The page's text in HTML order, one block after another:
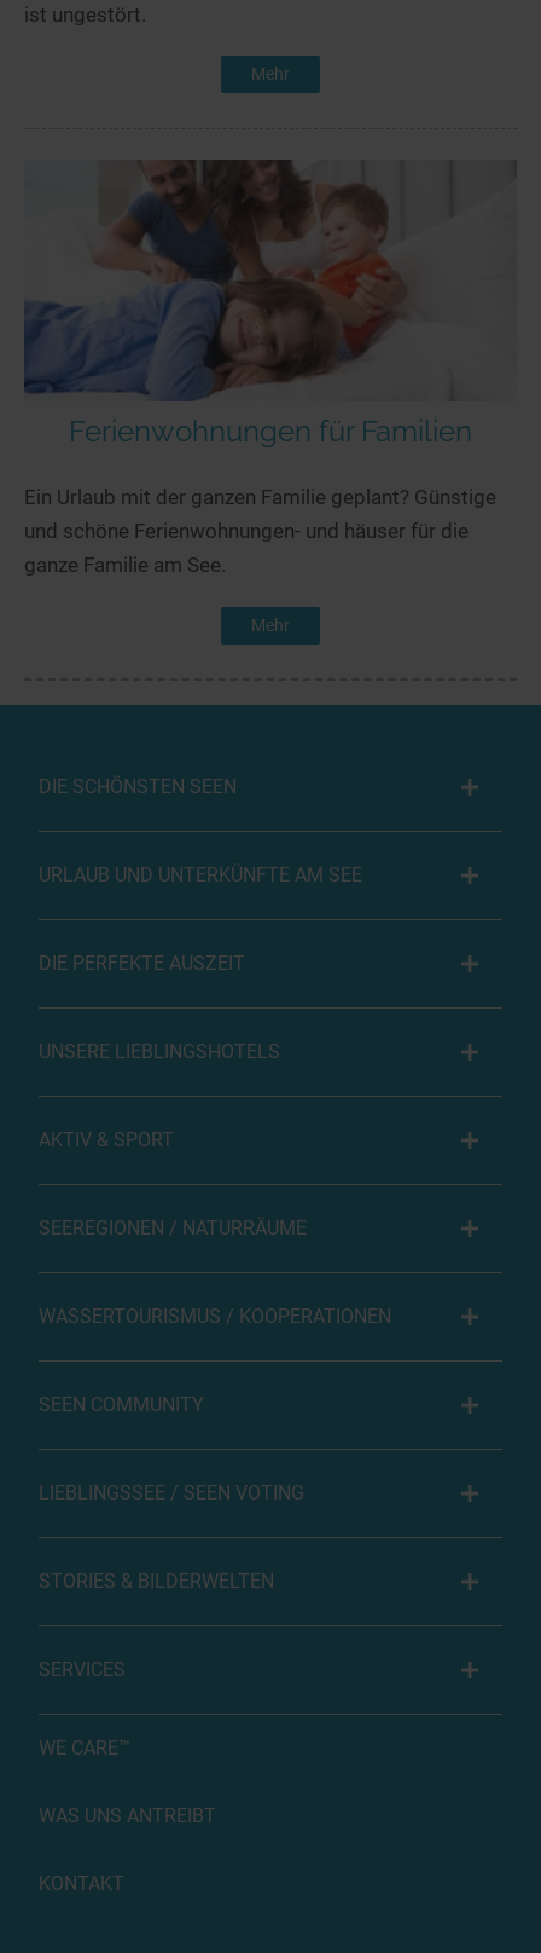
ist ungestört.
Mehr
Ferienwohnungen für Familien
Ein Urlaub mit der ganzen Familie geplant? Günstige
und schöne Ferienwohnungen- und häuser für die
ganze Familie am See.
Mehr
DIE SCHÖNSTEN SEEN
URLAUB UND UNTERKÜNFTE AM SEE
DIE PERFEKTE AUSZEIT
UNSERE LIEBLINGSHOTELS
AKTIV & SPORT
SEEREGIONEN / NATURRÄUME
WASSERTOURISMUS / KOOPERATIONEN
SEEN COMMUNITY
LIEBLINGSSEE / SEEN VOTING
STORIES & BILDERWELTEN
SERVICES
WE CARE™
WAS UNS ANTREIBT
KONTAKT